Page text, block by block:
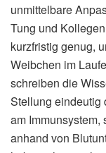
unmittelbare
Tung und
kurzfristig genug,
Weibchen im
schreiben die
Stellung eindeutig
am
anhand von